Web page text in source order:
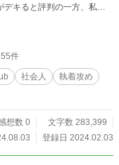
デキると評判の一方、私生
に言い寄られ、サブド
を蹴散らすGlareを放った
が放てるらしい。 そこで東
としてセックス無しのプレ
東雲を手助けをすること
気で、ふんわりと読んでい
シーン＆R18シーンあり。
・ムーンライトノベルスさ
件
社会人
執着攻め
想数 0
文字数 283,399
登録日 2024.02.03